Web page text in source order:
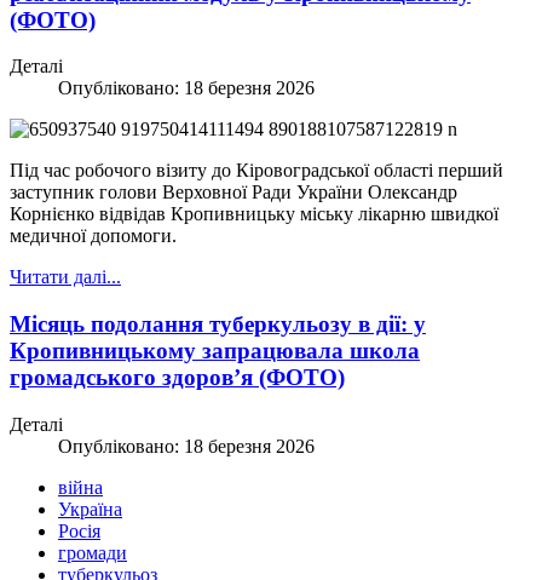
(ФОТО)
Деталі
Опубліковано: 18 березня 2026
Під час робочого візиту до Кіровоградської області перший
заступник голови Верховної Ради України Олександр
Корнієнко відвідав Кропивницьку міську лікарню швидкої
медичної допомоги.
Читати далі...
Місяць подолання туберкульозу в дії: у
Кропивницькому запрацювала школа
громадського здоров’я (ФОТО)
Деталі
Опубліковано: 18 березня 2026
війна
Україна
Росія
громади
туберкульоз